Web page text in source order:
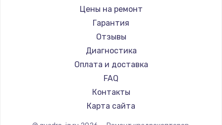
Цены на ремонт
Гарантия
Отзывы
Диагностика
Оплата и доставка
FAQ
Контакты
Карта сайта